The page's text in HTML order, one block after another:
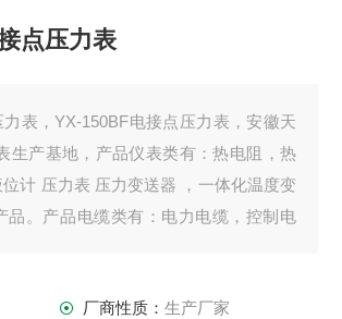
点压力表
表，YX-150BF电接点压力表，安徽天
生产基地，产品仪表类有：热电阻，热
计 压力表 压力变送器 ，一体化温度变
品。产品电缆类有：电力电缆，控制电
厂商性质： 生产厂家